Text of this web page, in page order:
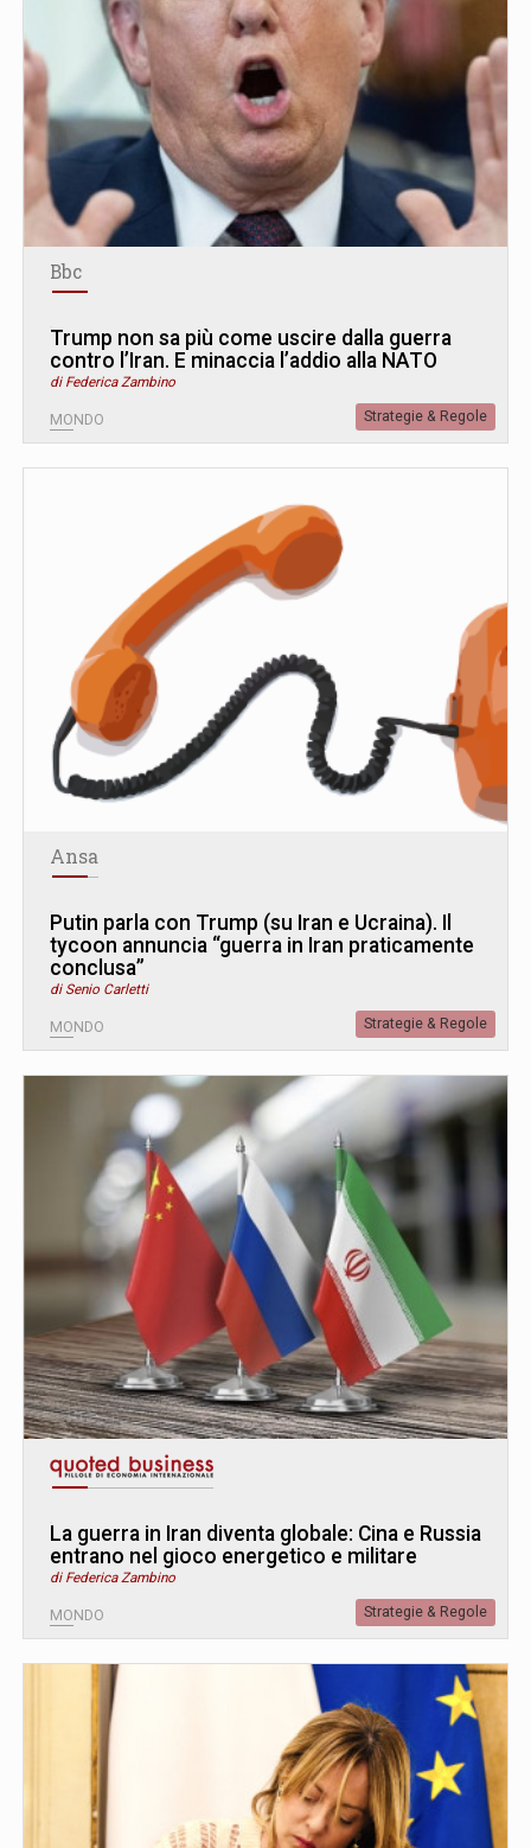
Bbc
Trump non sa più come uscire dalla guerra
contro l’Iran. E minaccia l’addio alla NATO
di Federica Zambino
MONDO Strategie & Regole
Ansa
Putin parla con Trump (su Iran e Ucraina). Il
tycoon annuncia “guerra in Iran praticamente
conclusa”
di Senio Carletti
MONDO Strategie & Regole
La guerra in Iran diventa globale: Cina e Russia
entrano nel gioco energetico e militare
di Federica Zambino
MONDO Strategie & Regole